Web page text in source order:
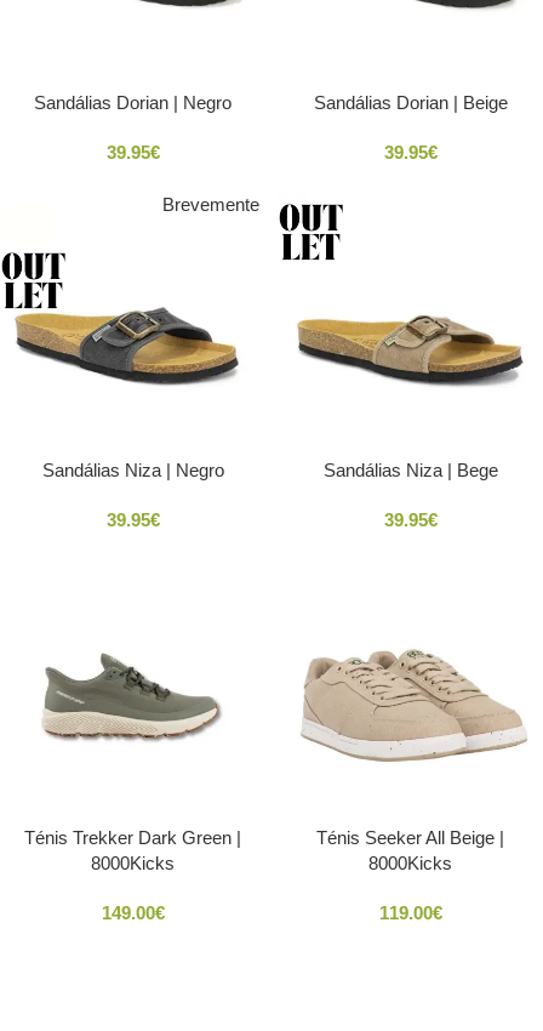
Sandálias Dorian | Negro
39.95€
Sandálias Dorian | Beige
39.95€
Brevemente
Sandálias Niza | Negro
39.95€
Sandálias Niza | Bege
39.95€
Ténis Trekker Dark Green |
8000Kicks
149.00€
Ténis Seeker All Beige |
8000Kicks
119.00€